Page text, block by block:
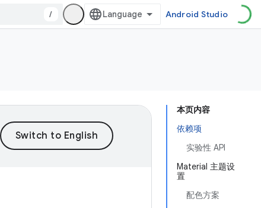
/ Android Studio
本页内容
依赖项
实验性 API
Material 主题设
置
配色方案